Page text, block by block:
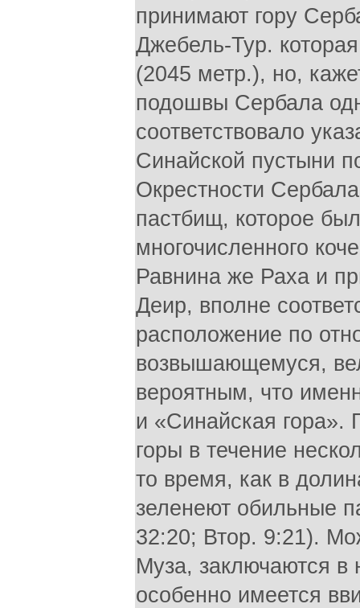
принимают гору
Джебель-Тур.
(2045 метр.), но,
подошвы Сербала
соответствовало
Синайской пустыни
Окрестности
пастбищ, которое
многочисленного
Равнина же Раха и
Деир, вполне
расположение по
возвышающемуся,
вероятным, что
и «Синайская гора».
горы в течение
то время, как в
зеленеют обильные
32:20; Втор. 9:21).
Муза, заключаются
особенно имеется